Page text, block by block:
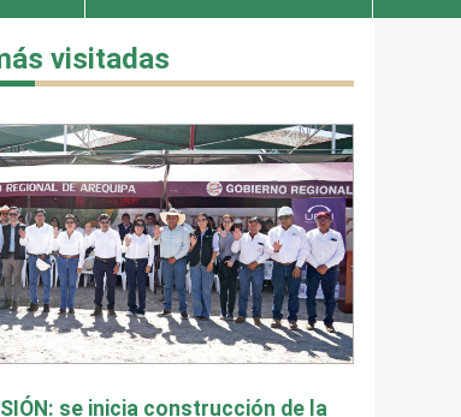
visitadas
se inicia construcción de la